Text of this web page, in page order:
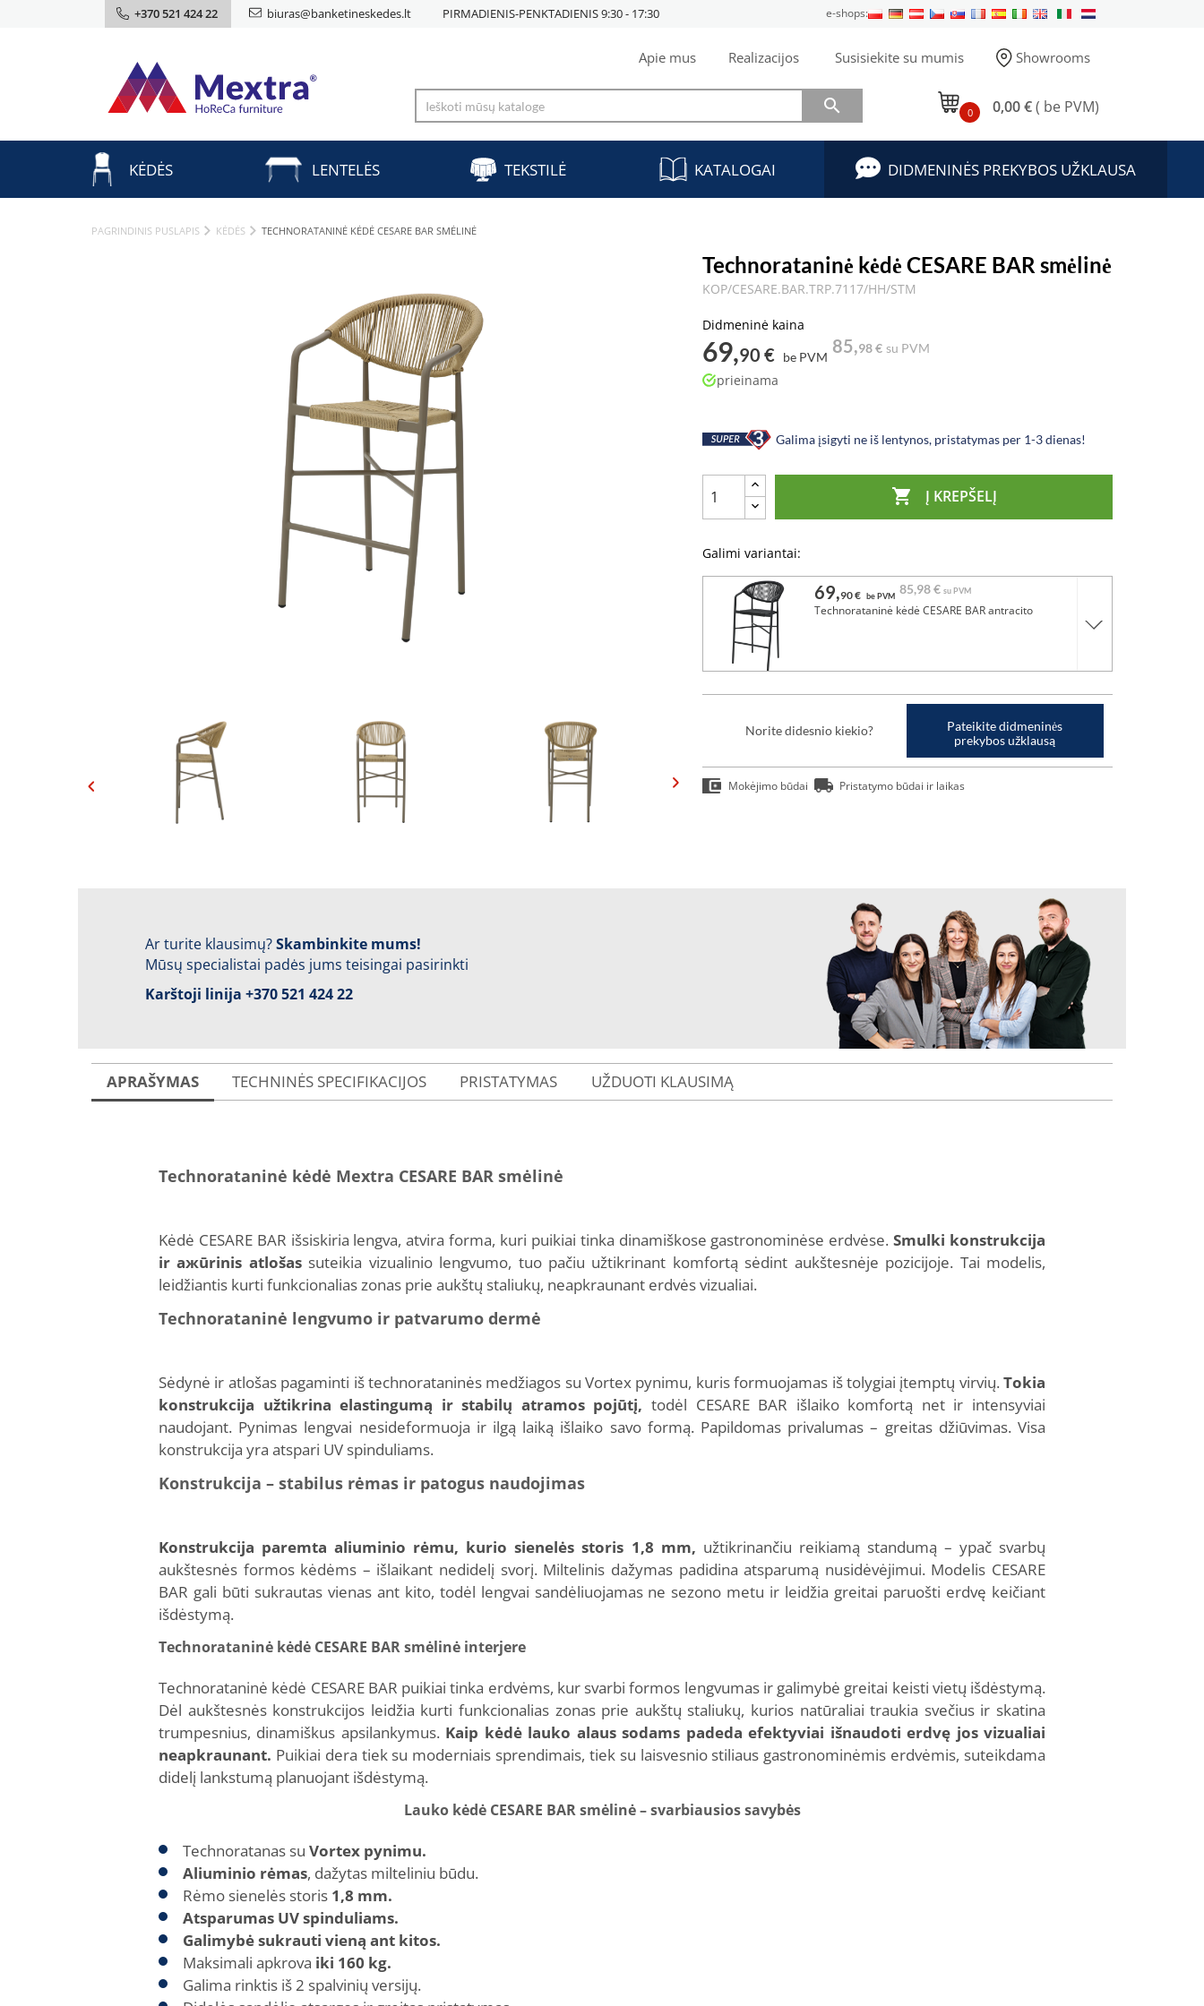
+370 521 424 22 biuras@banketineskedes.lt PIRMADIENIS-PENKTADIENIS 9:30 - 17:30 e-shops:
Apie mus Realizacijos Susisiekite su mumis Showrooms
 0 0,00 €( be PVM)
KĖDĖS LENTELĖS TEKSTILĖ KATALOGAI DIDMENINĖS PREKYBOS UŽKLAUSA
PAGRINDINIS PUSLAPIS KĖDĖS TECHNORATANINĖ KĖDĖ CESARE BAR SMĖLINĖ
Technorataninė kėdė CESARE BAR smėlinė
KOP/CESARE.BAR.TRP.7117/HH/STM
Didmeninė kaina
69,90 € be PVM
85,98 € su PVM
prieinama
Galima įsigyti ne iš lentynos, pristatymas per 1-3 dienas!
 Į KREPŠELĮ
Galimi variantai:
69,90 € be PVM 85,98 € su PVM
Technorataninė kėdė CESARE BAR antracito
Norite didesnio kiekio?
Pateikite didmeninės
prekybos užklausą
Mokėjimo būdai Pristatymo būdai ir laikas
Ar turite klausimų?Skambinkite mums!
Mūsų specialistai padės jums teisingai pasirinkti
Karštoji linija +370 521 424 22
APRAŠYMAS TECHNINĖS SPECIFIKACIJOS PRISTATYMAS UŽDUOTI KLAUSIMĄ
Technorataninė kėdė Mextra CESARE BAR smėlinė
Kėdė CESARE BAR išsiskiria lengva, atvira forma, kuri puikiai tinka dinamiškose gastronominėse erdvėse.Smulki konstrukcija
ir ажūrinis atlošassuteikia vizualinio lengvumo, tuo pačiu užtikrinant komfortą sėdint aukštesnėje pozicijoje. Tai modelis,
leidžiantis kurti funkcionalias zonas prie aukštų staliukų, neapkraunant erdvės vizualiai.
Technorataninė lengvumo ir patvarumo dermė
Sėdynė ir atlošas pagaminti iš technorataninės medžiagos su Vortex pynimu, kuris formuojamas iš tolygiai įtemptų virvių. Tokia
konstrukcija užtikrina elastingumą ir stabilų atramos pojūtį, todėl CESARE BAR išlaiko komfortą net ir intensyviai
naudojant. Pynimas lengvai nesideformuoja ir ilgą laiką išlaiko savo formą. Papildomas privalumas – greitas džiūvimas. Visa
konstrukcija yra atspari UV spinduliams.
Konstrukcija – stabilus rėmas ir patogus naudojimas
Konstrukcija paremta aliuminio rėmu, kurio sienelės storis 1,8 mm, užtikrinančiu reikiamą standumą – ypač svarbų
aukštesnės formos kėdėms – išlaikant nedidelį svorį. Miltelinis dažymas padidina atsparumą nusidėvėjimui. Modelis CESARE
BAR gali būti sukrautas vienas ant kito, todėl lengvai sandėliuojamas ne sezono metu ir leidžia greitai paruošti erdvę keičiant
išdėstymą.
Technorataninė kėdė CESARE BAR smėlinė interjere
Technorataninė kėdė CESARE BAR puikiai tinka erdvėms, kur svarbi formos lengvumas ir galimybė greitai keisti vietų išdėstymą.
Dėl aukštesnės konstrukcijos leidžia kurti funkcionalias zonas prie aukštų staliukų, kurios natūraliai traukia svečius ir skatina
trumpesnius, dinamiškus apsilankymus. Kaip kėdė lauko alaus sodams padeda efektyviai išnaudoti erdvę jos vizualiai
neapkraunant. Puikiai dera tiek su moderniais sprendimais, tiek su laisvesnio stiliaus gastronominėmis erdvėmis, suteikdama
didelį lankstumą planuojant išdėstymą.
Lauko kėdė CESARE BAR smėlinė – svarbiausios savybės
Technoratanas su Vortex pynimu.
Aliuminio rėmas, dažytas milteliniu būdu.
Rėmo sienelės storis 1,8 mm.
Atsparumas UV spinduliams.
Galimybė sukrauti vieną ant kitos.
Maksimali apkrova iki 160 kg.
Galima rinktis iš 2 spalvinių versijų.